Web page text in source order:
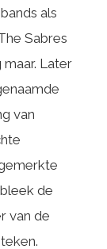
als
Sabres
Later
van
bleek de
van de